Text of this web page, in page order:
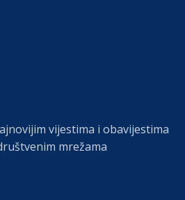
vijestima i obavijestima
mrežama